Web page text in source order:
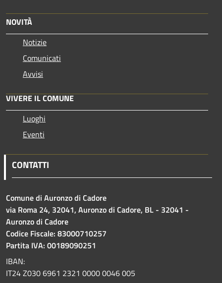
NOVITÀ
Notizie
Comunicati
Avvisi
VIVERE IL COMUNE
Luoghi
Eventi
CONTATTI
Comune di Auronzo di Cadore
via Roma 24, 32041, Auronzo di Cadore, BL - 32041 -
Auronzo di Cadore
Codice Fiscale: 83000710257
Partita IVA: 00189090251
IBAN:
IT24 Z030 6961 2321 0000 0046 005